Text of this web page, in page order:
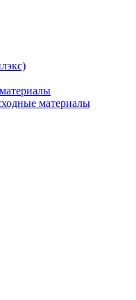
материалы